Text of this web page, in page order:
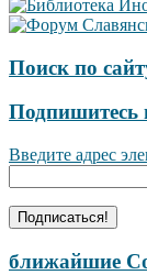
Поиск по
Подпишитесь
Введите адрес
ближайшие